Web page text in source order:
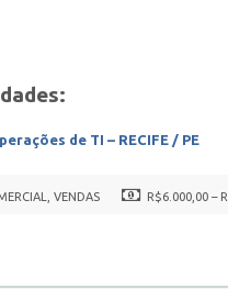
de TI – RECIFE / PE
VENDAS R$6.000,00 –